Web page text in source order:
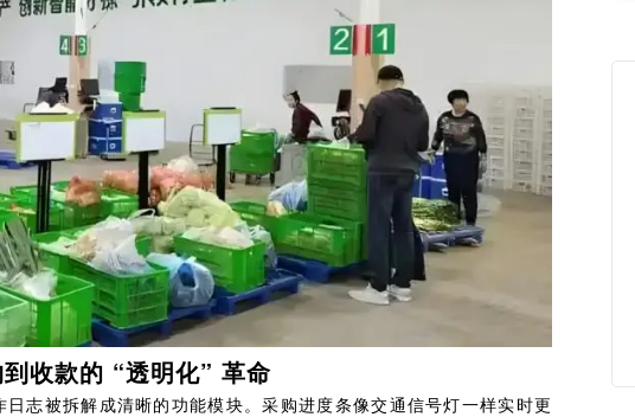
收款的 “透明化” 革命
志被拆解成清晰的功能模块。采购进度条像交通信号灯一样实时更